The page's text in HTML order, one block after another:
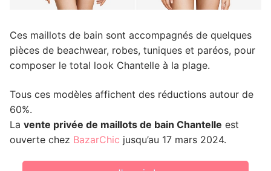
Ces maillots de bain sont accompagnés de quelques
pièces de beachwear, robes, tuniques et paréos, pour
composer le total look Chantelle à la plage.
Tous ces modèles affichent des réductions autour de
60%.
La vente privée de maillots de bain Chantelle est
ouverte chez BazarChic jusqu’au 17 mars 2024.